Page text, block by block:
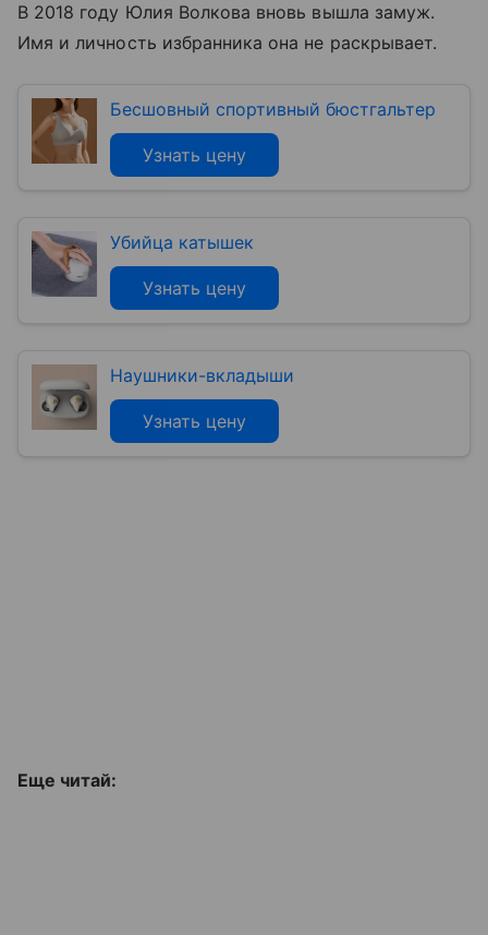
В 2018 году Юлия Волкова вновь вышла замуж.
Имя и личность избранника она не раскрывает.
Бесшовный спортивный бюстгальтер
Узнать цену
Убийца катышек
Узнать цену
Наушники-вкладыши
Узнать цену
Еще читай: